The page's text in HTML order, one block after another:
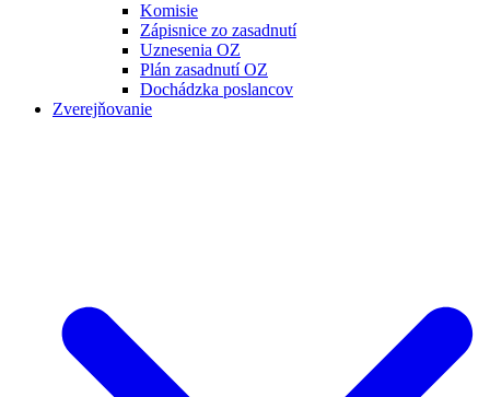
Komisie
Zápisnice zo zasadnutí
Uznesenia OZ
Plán zasadnutí OZ
Dochádzka poslancov
Zverejňovanie